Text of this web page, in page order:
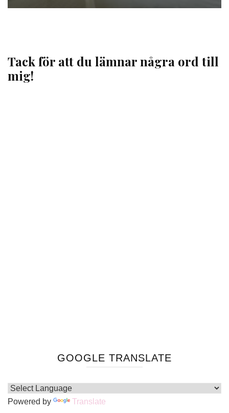
Tack för att du lämnar några ord till
mig!
GOOGLE TRANSLATE
Powered by Translate